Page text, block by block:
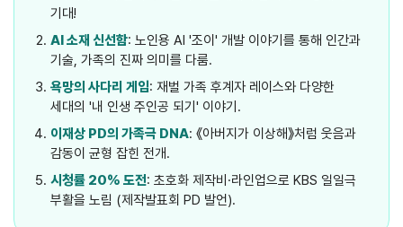
기대!
AI 소재 신선함: 노인용 AI '조이' 개발 이야기를 통해 인간과
기술, 가족의 진짜 의미를 다룸.
욕망의 사다리 게임: 재벌 가족 후계자 레이스와 다양한
세대의 '내 인생 주인공 되기' 이야기.
이재상 PD의 가족극 DNA: 《아버지가 이상해》처럼 웃음과
감동이 균형 잡힌 전개.
시청률 20% 도전: 초호화 제작비·라인업으로 KBS 일일극
부활을 노림 (제작발표회 PD 발언).